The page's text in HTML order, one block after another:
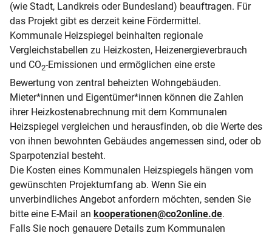
(wie Stadt, Landkreis oder Bundesland) beauftragen. Für
das Projekt gibt es derzeit keine Fördermittel.
Kommunale Heizspiegel beinhalten regionale
Vergleichstabellen zu Heizkosten, Heizenergieverbrauch
und CO2-Emissionen und ermöglichen eine erste
Bewertung von zentral beheizten Wohngebäuden.
Mieter*innen und Eigentümer*innen können die Zahlen
ihrer Heizkostenabrechnung mit dem Kommunalen
Heizspiegel vergleichen und herausfinden, ob die Werte des
von ihnen bewohnten Gebäudes angemessen sind, oder ob
Sparpotenzial besteht.
Die Kosten eines Kommunalen Heizspiegels hängen vom
gewünschten Projektumfang ab. Wenn Sie ein
unverbindliches Angebot anfordern möchten, senden Sie
bitte eine E-Mail an kooperationen@co2online.de.
Falls Sie noch genauere Details zum Kommunalen